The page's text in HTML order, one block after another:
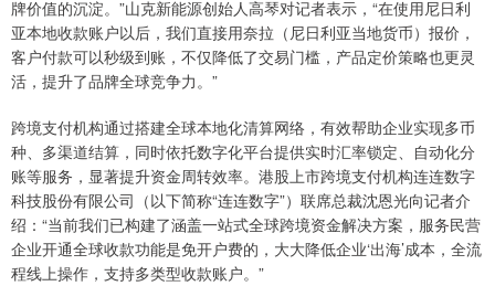
牌价值的沉淀。”山克新能源创始人高琴对记者表示，“在使用尼日利
亚本地收款账户以后，我们直接用奈拉（尼日利亚当地货币）报价，
客户付款可以秒级到账，不仅降低了交易门槛，产品定价策略也更灵
活，提升了品牌全球竞争力。”
跨境支付机构通过搭建全球本地化清算网络，有效帮助企业实现多币
种、多渠道结算，同时依托数字化平台提供实时汇率锁定、自动化分
账等服务，显著提升资金周转效率。港股上市跨境支付机构连连数字
科技股份有限公司（以下简称“连连数字”）联席总裁沈恩光向记者介
绍：“当前我们已构建了涵盖一站式全球跨境资金解决方案，服务民营
企业开通全球收款功能是免开户费的，大大降低企业‘出海’成本，全流
程线上操作，支持多类型收款账户。”